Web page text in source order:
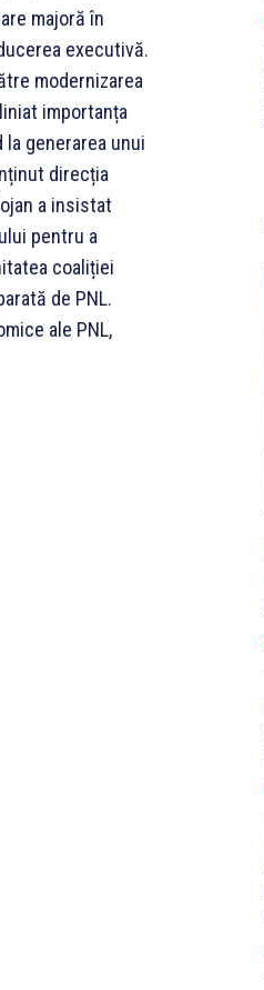
majoră în
executivă.
modernizarea
importanța
generarea unui
direcția
a insistat
pentru a
coaliției
de PNL.
ale PNL,